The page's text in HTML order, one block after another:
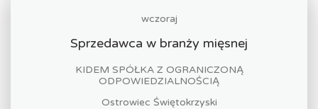
wczoraj
Sprzedawca w branży mięsnej
KIDEM SPÓŁKA Z OGRANICZONĄ
ODPOWIEDZIALNOŚCIĄ
Ostrowiec Świętokrzyski